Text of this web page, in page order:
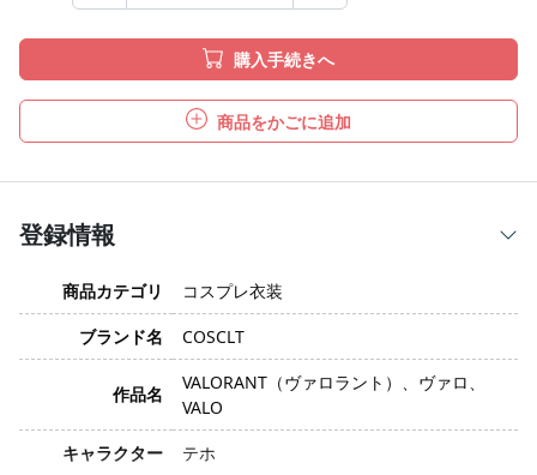
購入手続きへ
商品をかごに追加
登録情報
商品カテゴリ
コスプレ衣装
ブランド名
COSCLT
作品名
VALORANT（ヴァロラント）、ヴァロ、
VALO
キャラクター
テホ